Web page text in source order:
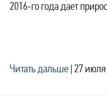
2016-го года дает
Читать дальше | 27 июля